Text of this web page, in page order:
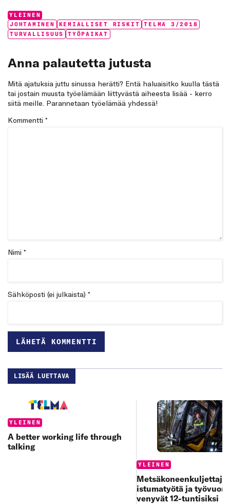
Categories:
YLEINEN
Tags:
JOHTAMINEN KEMIALLISET RISKIT
TELMA 3/2018
TURVALLISUUS
TYÖPAIKAT
Anna palautetta jutusta
Mitä ajatuksia juttu sinussa herätti? Entä haluaisitko kuulla tästä
tai jostain muusta työelämään liittyvästä aiheesta lisää - kerro
siitä meille. Parannetaan työelämää yhdessä!
Kommentti *
Nimi *
Sähköposti (ei julkaista) *
LISÄÄ LUETTAVA
Categories:
YLEINEN
A better working life through
talking
Categories:
YLEINEN
istumatyötä ja
venyvät 12-tuntisiksi